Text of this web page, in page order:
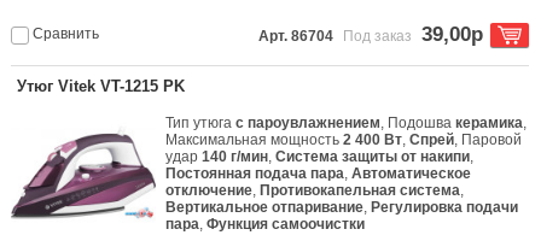
Сравнить Арт. 86704 Под заказ 39,00р
Утюг Vitek VT-1215 PK
Тип утюгас пароувлажнением, Подошвакерамика,
Максимальная мощность2 400 Вт,Спрей, Паровой
удар140 г/мин,Система защиты от накипи,
Постоянная подача пара,Автоматическое
отключение, Противокапельная система,
Вертикальное отпаривание, Регулировка подачи
пара,Функция самоочистки